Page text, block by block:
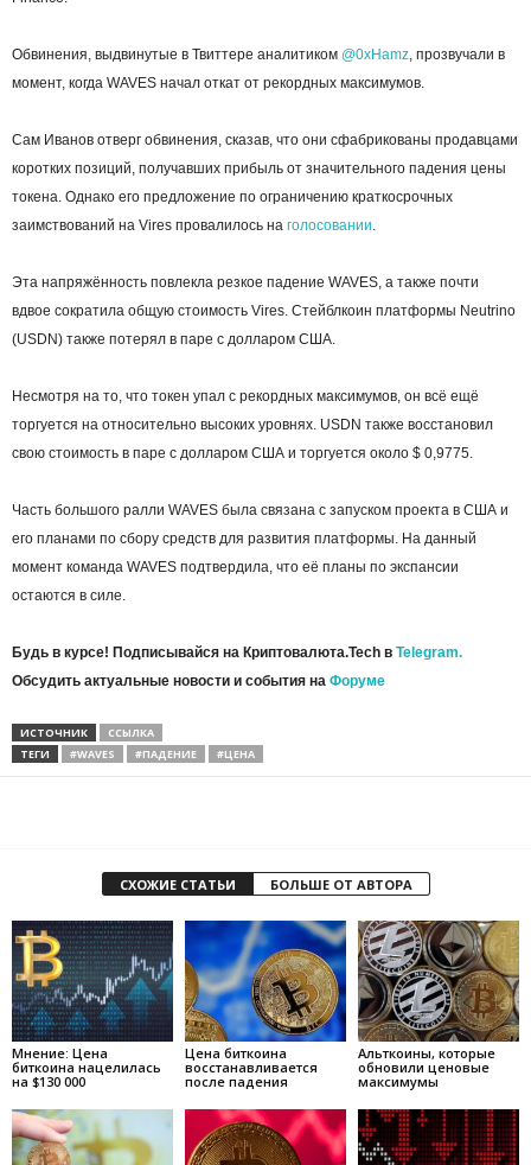
Обвинения, выдвинутые в Твиттере аналитиком @0xHamz, прозвучали в
момент, когда WAVES начал откат от рекордных максимумов.
Сам Иванов отверг обвинения, сказав, что они сфабрикованы продавцами
коротких позиций, получавших прибыль от значительного падения цены
токена. Однако его предложение по ограничению краткосрочных
заимствований на Vires провалилось на голосовании.
Эта напряжённость повлекла резкое падение WAVES, а также почти
вдвое сократила общую стоимость Vires. Стейблкоин платформы Neutrino
(USDN) также потерял в паре с долларом США.
Несмотря на то, что токен упал с рекордных максимумов, он всё ещё
торгуется на относительно высоких уровнях. USDN также восстановил
свою стоимость в паре с долларом США и торгуется около $ 0,9775.
Часть большого ралли WAVES была связана с запуском проекта в США и
его планами по сбору средств для развития платформы. На данный
момент команда WAVES подтвердила, что её планы по экспансии
остаются в силе.
Будь в курсе! Подписывайся на Криптовалюта.Tech в Telegram.
Обсудить актуальные новости и события на Форуме
ИСТОЧНИК
ССЫЛКА
ТЕГИ
#WAVES #ПАДЕНИЕ #ЦЕНА
СХОЖИЕ СТАТЬИ БОЛЬШЕ ОТ АВТОРА
Мнение: Цена
биткоина нацелилась
на $130 000
Цена биткоина
восстанавливается
после падения
Альткоины, которые
обновили ценовые
максимумы